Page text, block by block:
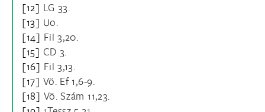
[12] LG 33.
[13] Uo.
[14] Fil 3,20.
[15] CD 3.
[16] Fil 3,13.
[17] Vö. Ef 1,6-9.
[18] Vö. Szám 11,23.